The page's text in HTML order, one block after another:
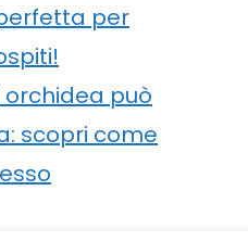
per
orchidea può
scopri come